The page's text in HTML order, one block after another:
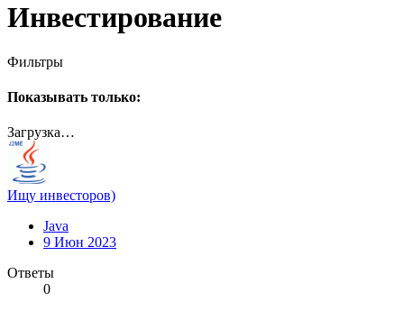
Инвестирование
Фильтры
Показывать только:
Загрузка…
Ищу инвесторов)
Java
9 Июн 2023
Ответы
0